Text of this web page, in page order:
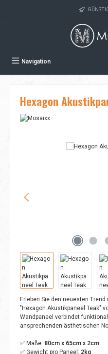
Navigation
Hexagon
Bildergalerie überspringen
Erleben Sie den neuesten
"Hexagon Akustikpaneel Teak"
Wandpaneel verbindet
ansprechenden ästhetischen
✅ Maße: 80cm x 65cm x 2cm
✅ Gewicht pro Paneel: 2kg